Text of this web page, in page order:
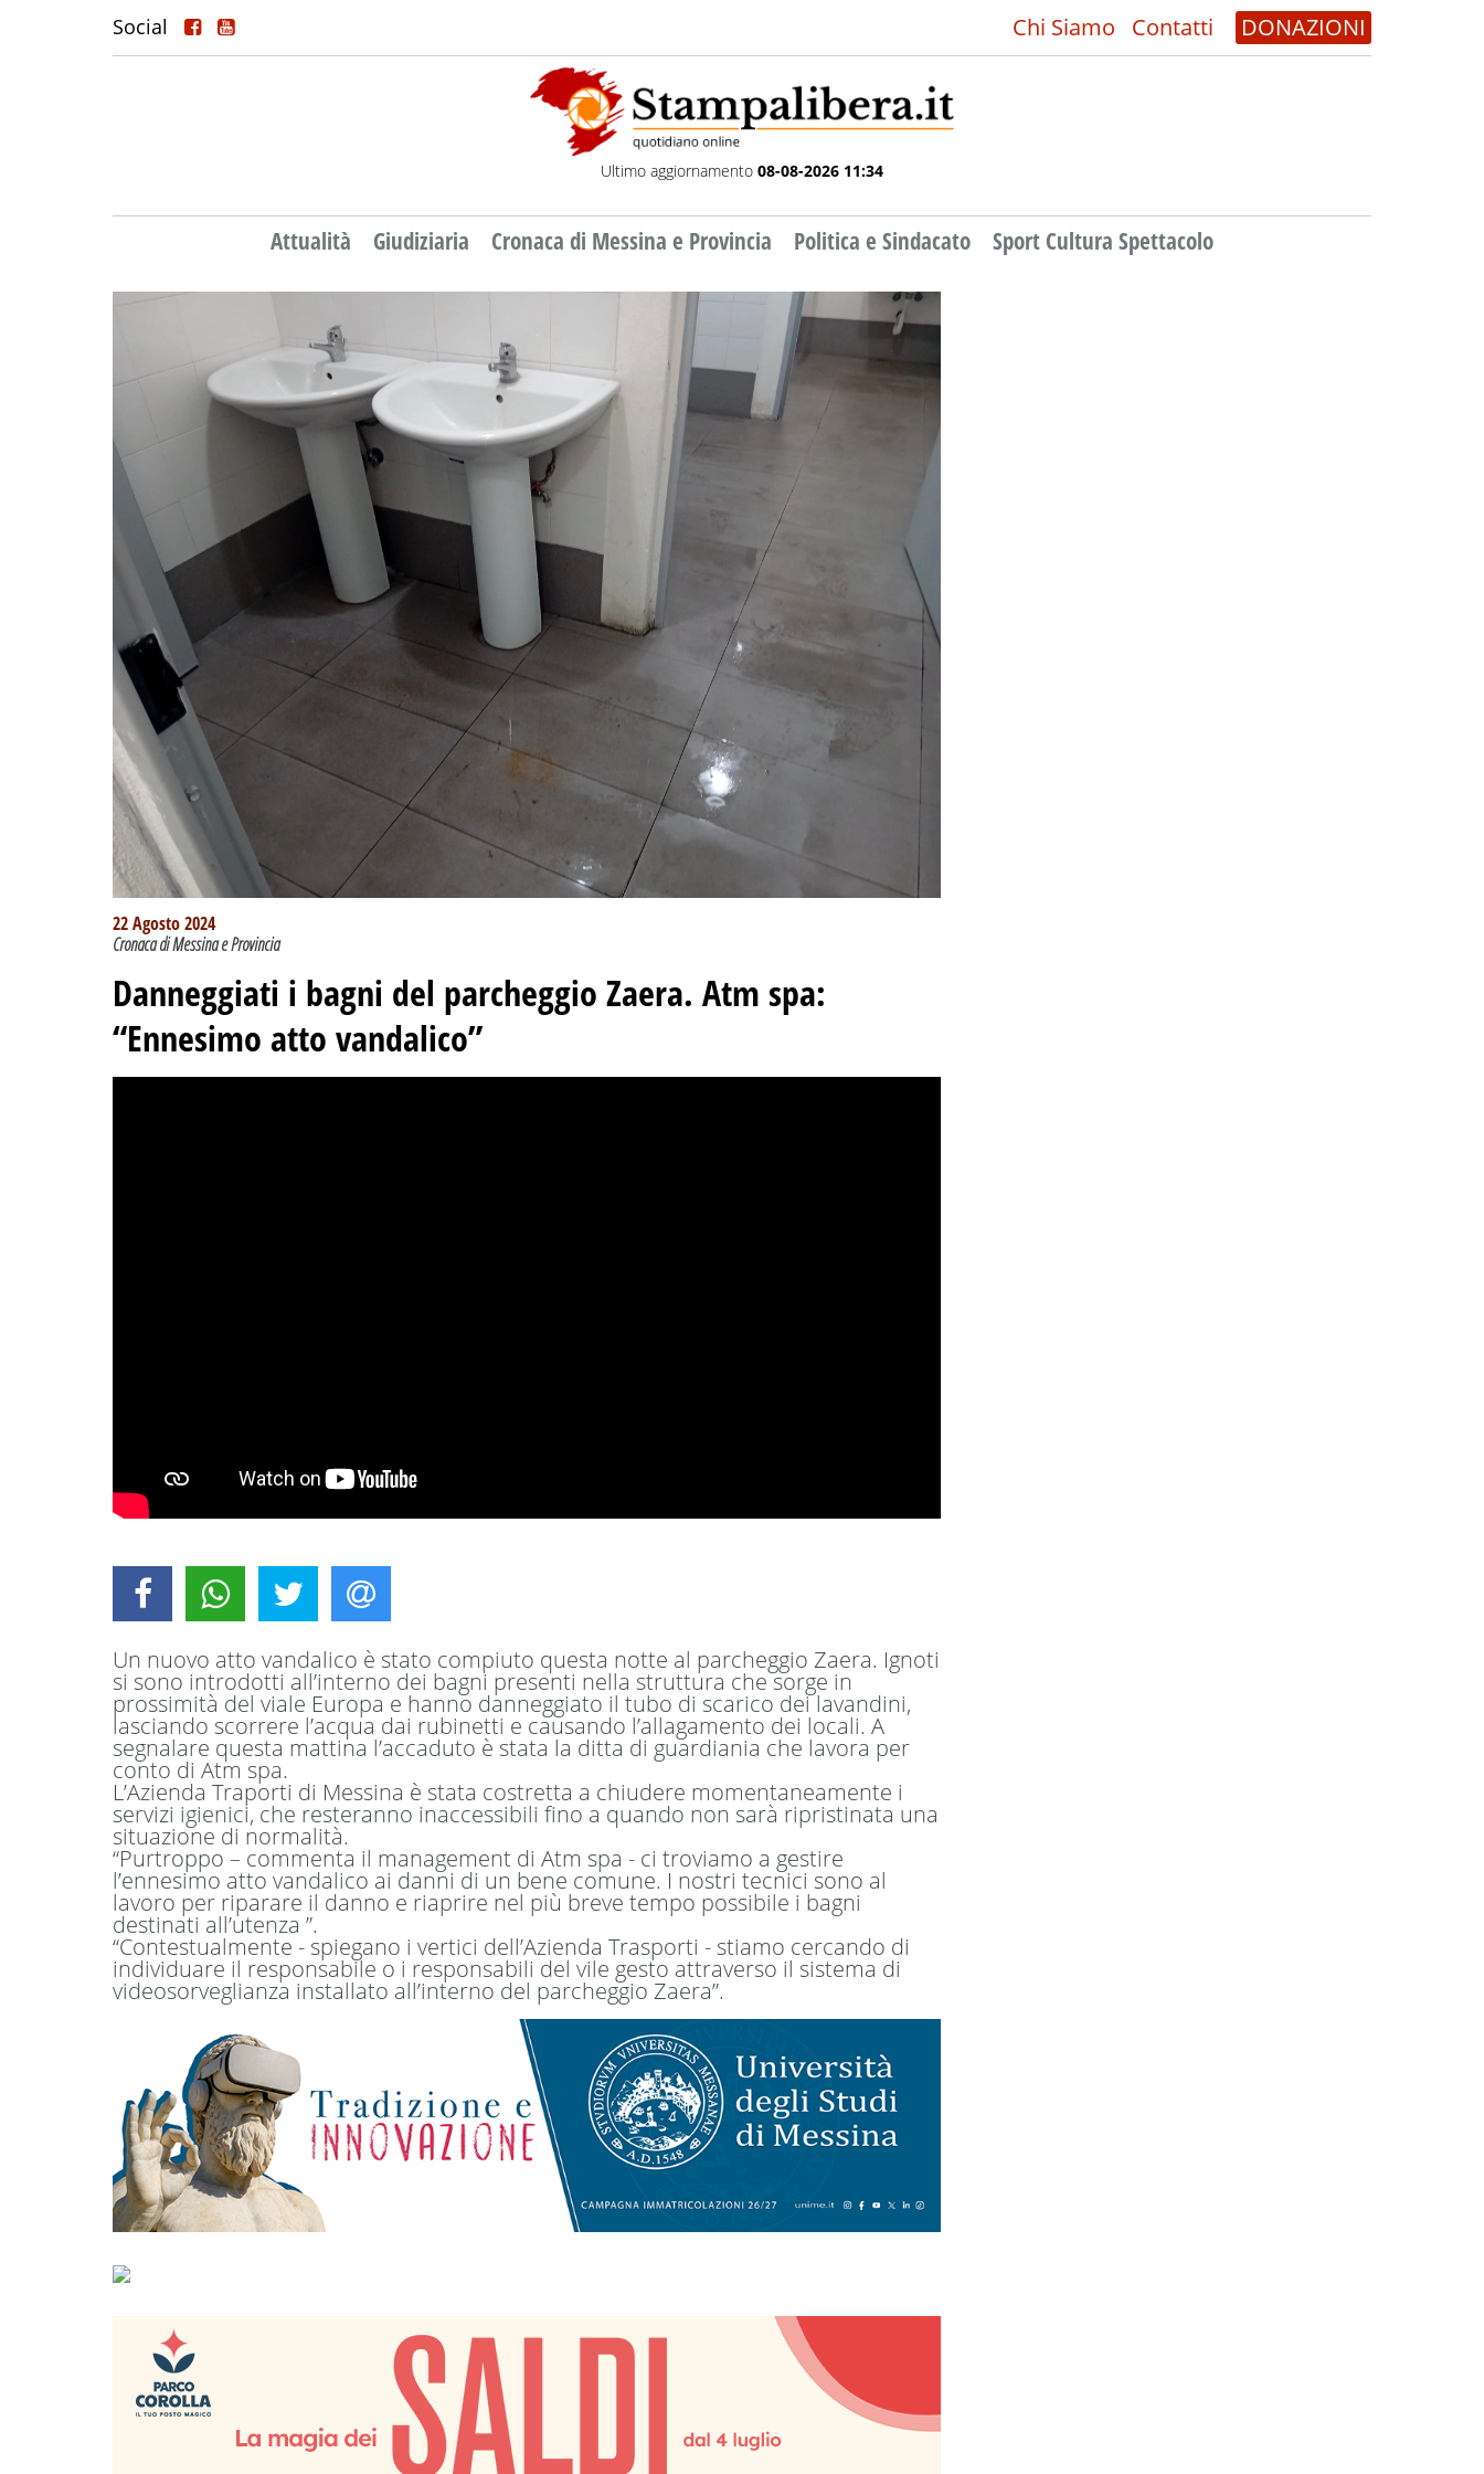
Social Chi Siamo Contatti DONAZIONI
Ultimo aggiornamento 08-08-2026 11:34
Attualità Giudiziaria Cronaca di Messina e Provincia Politica e Sindacato Sport Cultura Spettacolo
22 Agosto 2024
Cronaca di Messina e Provincia
Danneggiati i bagni del parcheggio Zaera. Atm spa:
“Ennesimo atto vandalico”
Un nuovo atto vandalico è stato compiuto questa notte al parcheggio Zaera. Ignoti
si sono introdotti all’interno dei bagni presenti nella struttura che sorge in
prossimità del viale Europa e hanno danneggiato il tubo di scarico dei lavandini,
lasciando scorrere l’acqua dai rubinetti e causando l’allagamento dei locali. A
segnalare questa mattina l’accaduto è stata la ditta di guardiania che lavora per
conto di Atm spa.
L’Azienda Traporti di Messina è stata costretta a chiudere momentaneamente i
servizi igienici, che resteranno inaccessibili fino a quando non sarà ripristinata una
situazione di normalità.
“Purtroppo – commenta il management di Atm spa - ci troviamo a gestire
l’ennesimo atto vandalico ai danni di un bene comune. I nostri tecnici sono al
lavoro per riparare il danno e riaprire nel più breve tempo possibile i bagni
destinati all’utenza ”.
“Contestualmente - spiegano i vertici dell’Azienda Trasporti - stiamo cercando di
individuare il responsabile o i responsabili del vile gesto attraverso il sistema di
videosorveglianza installato all’interno del parcheggio Zaera”.